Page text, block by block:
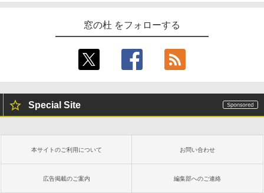
窓の杜 をフォローする
Special Site
本サイトのご利用について お問い合わせ
広告掲載のご案内 編集部へのご連絡